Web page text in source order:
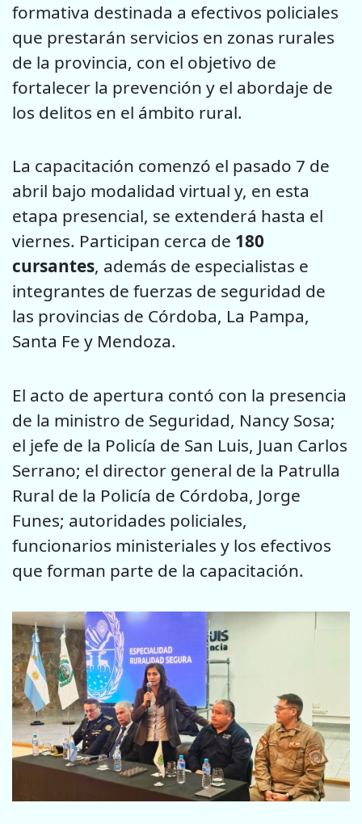
formativa destinada a efectivos policiales
que prestarán servicios en zonas rurales
de la provincia, con el objetivo de
fortalecer la prevención y el abordaje de
los delitos en el ámbito rural.
La capacitación comenzó el pasado 7 de
abril bajo modalidad virtual y, en esta
etapa presencial, se extenderá hasta el
viernes. Participan cerca de 180
cursantes, además de especialistas e
integrantes de fuerzas de seguridad de
las provincias de Córdoba, La Pampa,
Santa Fe y Mendoza.
El acto de apertura contó con la presencia
de la ministro de Seguridad, Nancy Sosa;
el jefe de la Policía de San Luis, Juan Carlos
Serrano; el director general de la Patrulla
Rural de la Policía de Córdoba, Jorge
Funes; autoridades policiales,
funcionarios ministeriales y los efectivos
que forman parte de la capacitación.